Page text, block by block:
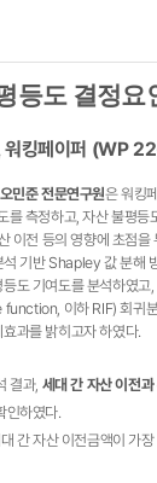
등도 결정요
워킹페이퍼 (WP
오민준 전문연구원은 워킹
를 측정하고, 자산 불평
이전 등의 영향에 초점을
기반 Shapley 값 분해
도 기여도를 분석하였고,
이하 RIF) 회귀
과를 밝히고자 하였다.​
결과, 세대 간 자산 이전
인하였다.
간 자산 이전금액이 가